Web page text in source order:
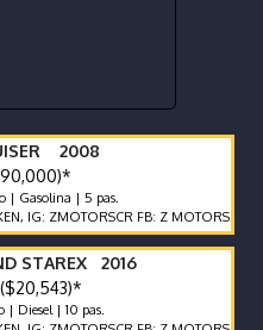
2008
| Gasolina | 5 pas.
ZMOTORSCR FB: Z MOTORS.
STAREX 2016
($20,543)*
Diesel | 10 pas.